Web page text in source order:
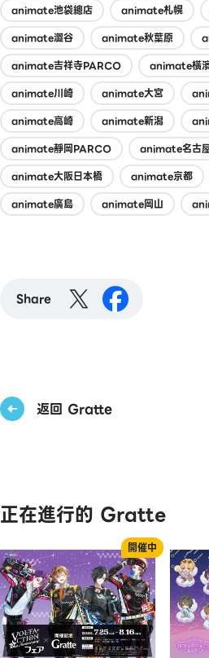
animate池袋總店 animate札幌
animate澀谷
animate秋葉原
animate吉祥寺PARCO
animate橫
animate川崎
animate大宮
animate高崎
animate新潟
animate靜岡PARCO
animate名古
animate大阪日本橋
animate京都
animate廣島
animate岡山
Share
返回 Gratte
正在進行的 Gratte